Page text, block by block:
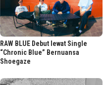
RAW BLUE Debut lewat Single
“Chronic Blue” Bernuansa
Shoegaze